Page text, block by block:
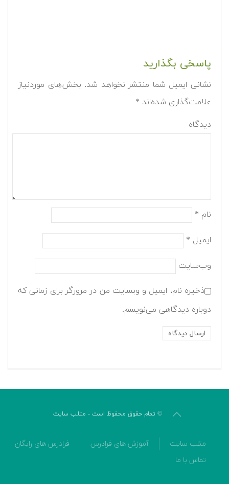
پاسخی بگذارید
نشانی ایمیل شما منتشر نخواهد شد. بخش‌های موردنیاز
علامت‌گذاری شده‌اند *
دیدگاه
نام *
ایمیل *
وب‌سایت
ذخیره نام، ایمیل و وبسایت من در مرورگر برای زمانی که
دوباره دیدگاهی می‌نویسم.
© تمام حقوق محفوظ است - متلب سایت
متلب سایت آموزش های فرادرس
فرادرس های رایگان
تماس با ما